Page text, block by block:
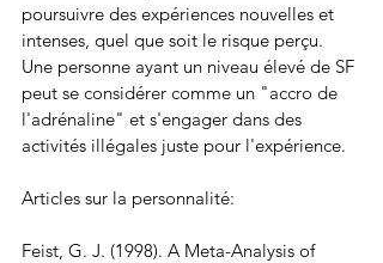
poursuivre des expériences nouvelles et
intenses, quel que soit le risque perçu.
Une personne ayant un niveau élevé de SF
peut se considérer comme un "accro de
l'adrénaline" et s'engager dans des
activités illégales juste pour l'expérience.
Articles sur la personnalité:
Feist, G. J. (1998). A Meta-Analysis of